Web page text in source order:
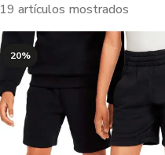
19 artículos mostrados
20%